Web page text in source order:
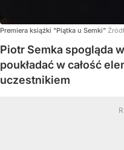
Premiera książki "Piątka u Semki"
Piotr Semka spogląda
poukładać w całość
uczestnikiem